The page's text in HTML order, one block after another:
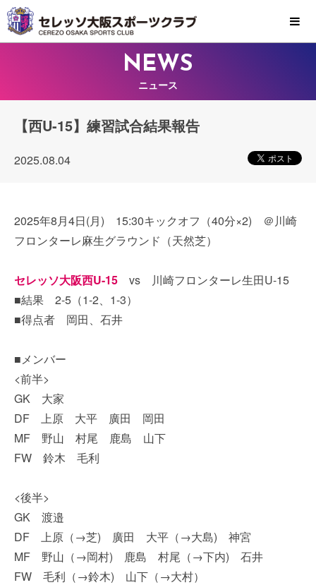
MENU
NEWS
ニュース
【西U-15】練習試合結果報告
2025.08.04
2025年8月4日(月) 15:30キックオフ（40分×2) ＠川崎
フロンターレ麻生グラウンド（天然芝）
セレッソ大阪西U-15 vs 川崎フロンターレ生田U-15
■結果 2-5（1-2、1-3）
■得点者 岡田、石井
■メンバー
<前半>
GK 大家
DF 上原 大平 廣田 岡田
MF 野山 村尾 鹿島 山下
FW 鈴木 毛利
<後半>
GK 渡邉
DF 上原（→芝) 廣田 大平（→大島) 神宮
MF 野山（→岡村) 鹿島 村尾（→下内) 石井
FW 毛利（→鈴木) 山下（→大村）